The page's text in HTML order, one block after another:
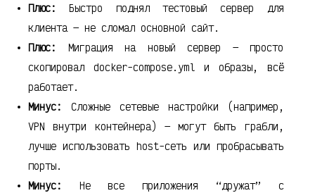
Плюс:
Быстро поднял тестовый сервер для
клиента — не сломал основной сайт.
Плюс:
Миграция на новый сервер — просто
скопировал docker-compose.yml и образы, всё
работает.
Минус:
Сложные сетевые настройки (например,
VPN внутри контейнера) — могут быть грабли,
лучше использовать host-сеть или пробрасывать
порты.
Минус:
Не все приложения “дружат” с